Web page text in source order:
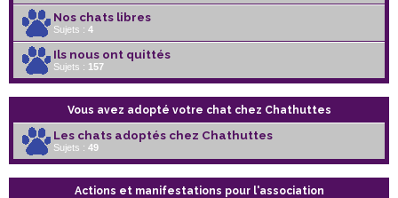
Nos chats libres
Sujets : 4
Ils nous ont quittés
Sujets : 157
Vous avez adopté votre chat chez Chathuttes
Les chats adoptés chez Chathuttes
Sujets : 49
Actions et manifestations pour l'association